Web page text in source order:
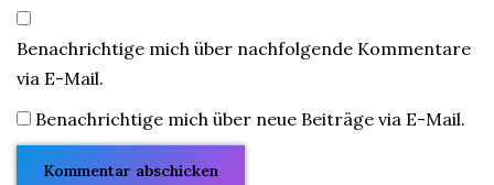
Benachrichtige mich über nachfolgende Kommentare
via E-Mail.
Benachrichtige mich über neue Beiträge via E-Mail.